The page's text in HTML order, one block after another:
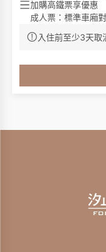
加購高鐵票享優惠
成人票：標準車廂
惠。
優待票：符合敬老
1. 依房型含翌日成
2. 客房內僅提供毛
5. 週日~週四入住
入住前至少3天取